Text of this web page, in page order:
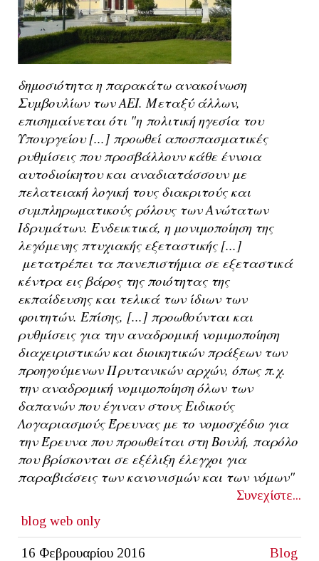
δημοσιότητα η παρακάτω ανακοίνωση
Συμβουλίων των ΑΕΙ. Μεταξύ άλλων,
επισημαίνεται ότι "ηπολιτική ηγεσία του
Υπουργείου [...] προωθεί αποσπασματικές
ρυθμίσεις που προσβάλλουν κάθε έννοια
αυτοδιοίκητου και αναδιατάσσουν με
πελατειακή λογική τους διακριτούς και
συμπληρωματικούς ρόλους των Ανώτατων
Ιδρυμάτων. Ενδεικτικά, η μονιμοποίηση της
λεγόμενης πτυχιακής εξεταστικής [...]
μετατρέπει τα πανεπιστήμια σε εξεταστικά
κέντρα εις βάρος της ποιότητας της
εκπαίδευσης και τελικά των ίδιων των
φοιτητών. Επίσης, [...] προωθούνται και
ρυθμίσεις για την αναδρομική νομιμοποίηση
διαχειριστικών και διοικητικών πράξεων των
προηγούμενων Πρυτανικών αρχών, όπως π.χ.
την αναδρομική νομιμοποίηση όλων των
δαπανών που έγιναν στους Ειδικούς
Λογαριασμούς Έρευνας με το νομοσχέδιο για
την Έρευνα που προωθείται στη Βουλή, παρόλο
που βρίσκονται σε εξέλιξη έλεγχοι για
παραβιάσεις των κανονισμών και των νόμων"
Συνεχίστε...
blog web only
16 Φεβρουαρίου 2016 Blog